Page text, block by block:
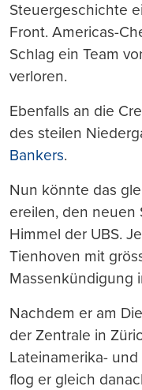
Steuergeschichte
Front. Americas-
Schlag ein Team
verloren.
Ebenfalls an die
des steilen
Bankers.
Nun könnte das
ereilen, den neuen
Himmel der UBS.
Tienhoven mit
Massenkündigung
Nachdem er am
der Zentrale in
Lateinamerika-
flog er gleich